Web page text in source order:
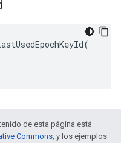
de esta página está
Commons, y los ejemplos